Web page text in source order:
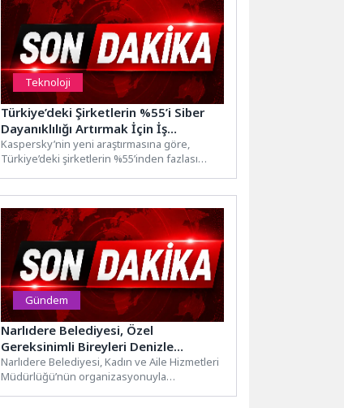
Teknoloji
Türkiye’deki Şirketlerin %55’i Siber
Dayanıklılığı Artırmak İçin İş
Ortaklarının Güvenlik Maliyetlerini
Paylaşmaya Hazır
Kaspersky’nin yeni araştırmasına göre,
Türkiye’deki şirketlerin %55’inden fazlası
Gündem
Narlıdere Belediyesi, Özel
Gereksinimli Bireyleri Denizle
Buluşturdu
Narlıdere Belediyesi, Kadın ve Aile Hizmetleri
Müdürlüğü’nün organizasyonuyla